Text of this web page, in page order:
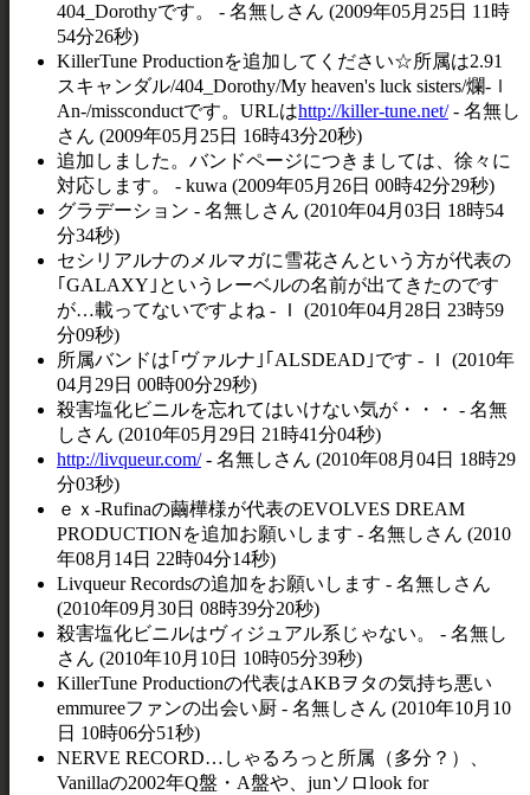
404_Dorothyです。 - 名無しさん (2009年05月25日 11時
54分26秒)
KillerTune Productionを追加してください☆所属は2.91
スキャンダル/404_Dorothy/My heaven's luck sisters/爛-ｌ
An-/missconductです。URLはhttp://killer-tune.net/- 名無し
さん (2009年05月25日 16時43分20秒)
追加しました。バンドページにつきましては、徐々に
対応します。 - kuwa (2009年05月26日 00時42分29秒)
グラデーション - 名無しさん (2010年04月03日 18時54
分34秒)
セシリアルナのメルマガに雪花さんという方が代表の
｢GALAXY｣というレーベルの名前が出てきたのです
が…載ってないですよね - Ｉ (2010年04月28日 23時59
分09秒)
所属バンドは｢ヴァルナ｣｢ALSDEAD｣です - Ｉ (2010年
04月29日 00時00分29秒)
殺害塩化ビニルを忘れてはいけない気が・・・ - 名無
しさん (2010年05月29日 21時41分04秒)
http://livqueur.com/- 名無しさん (2010年08月04日 18時29
分03秒)
ｅｘ-Rufinaの繭樺様が代表のEVOLVES DREAM
PRODUCTIONを追加お願いします - 名無しさん (2010
年08月14日 22時04分14秒)
Livqueur Recordsの追加をお願いします - 名無しさん
(2010年09月30日 08時39分20秒)
殺害塩化ビニルはヴィジュアル系じゃない。 - 名無し
さん (2010年10月10日 10時05分39秒)
KillerTune Productionの代表はAKBヲタの気持ち悪い
emmureeファンの出会い厨 - 名無しさん (2010年10月10
日 10時06分51秒)
NERVE RECORD…しゃるろっと所属（多分？）、
Vanillaの2002年Q盤・A盤や、junソロlook for